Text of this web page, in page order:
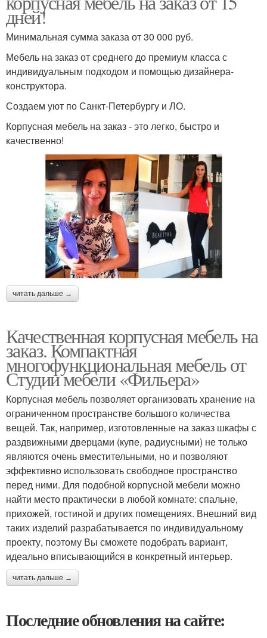
дней!
Минимальная сумма заказа от 30 000 руб.
Мебель на заказ от среднего до премиум класса с
индивидуальным подходом и помощью дизайнера-
конструктора.
Создаем уют по Санкт-Петербургу и ЛО.
Корпусная мебель на заказ - это легко, быстро и
качественно!
читать дальше →
Качественная корпусная мебель на
заказ. Компактная
многофункциональная мебель от
Студии мебели «Фильера»
Корпусная мебель позволяет организовать хранение на
ограниченном пространстве большого количества
вещей. Так, например, изготовленные на заказ шкафы с
раздвижными дверцами (купе, радиусными) не только
являются очень вместительными, но и позволяют
эффективно использовать свободное пространство
перед ними. Для подобной корпусной мебели можно
найти место практически в любой комнате: спальне,
прихожей, гостиной и других помещениях. Внешний вид
таких изделий разрабатывается по индивидуальному
проекту, поэтому Вы сможете подобрать вариант,
идеально вписывающийся в конкретный интерьер.
читать дальше →
Последние обновления на сайте: